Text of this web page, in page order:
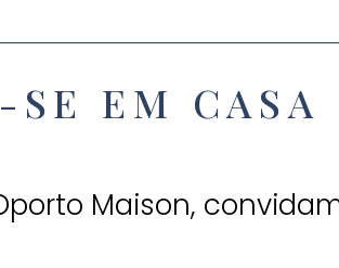
SE EM CASA
Maison,